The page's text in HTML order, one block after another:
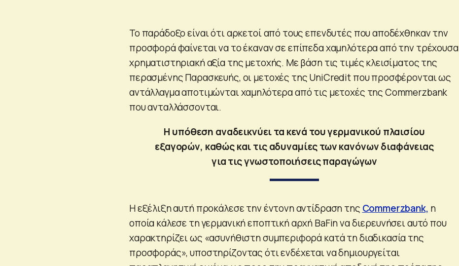
Το παράδοξο είναι ότι αρκετοί από τους επενδυτές που αποδέχθηκαν την
προσφορά φαίνεται να το έκαναν σε επίπεδα χαμηλότερα από την τρέχουσα
χρηματιστηριακή αξία της μετοχής. Με βάση τις τιμές κλεισίματος της
περασμένης Παρασκευής, οι μετοχές της UniCredit που προσφέρονται ως
αντάλλαγμα αποτιμώνται χαμηλότερα από τις μετοχές της Commerzbank
που ανταλλάσσονται.
Η υπόθεση αναδεικνύει τα κενά του γερμανικού πλαισίου
εξαγορών, καθώς και τις αδυναμίες των κανόνων διαφάνειας
για τις γνωστοποιήσεις παραγώγων
Η εξέλιξη αυτή προκάλεσε την έντονη αντίδραση της Commerzbank, η
οποία κάλεσε τη γερμανική εποπτική αρχή BaFin να διερευνήσει αυτό που
χαρακτηρίζει ως «ασυνήθιστη συμπεριφορά κατά τη διαδικασία της
προσφοράς», υποστηρίζοντας ότι ενδέχεται να δημιουργείται